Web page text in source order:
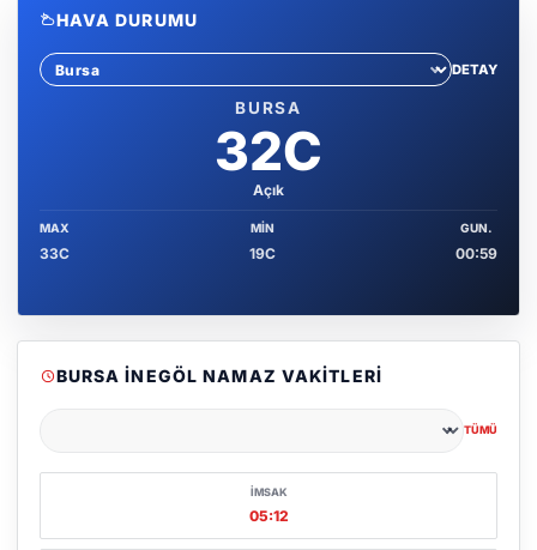
HAVA DURUMU
Sehir sec
DETAY
BURSA
32C
Açık
MAX
33C
MIN
19C
GUN.
00:59
BURSA İNEGÖL NAMAZ VAKITLERI
TÜMÜ
İMSAK
05:12